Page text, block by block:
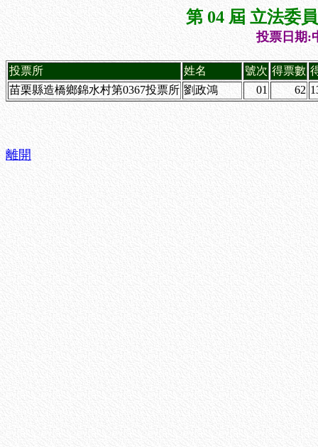
第 04 屆 立法委
投票日期:
投票所 姓名 號次 得票數
苗栗縣造橋鄉錦水村第0367投票所 劉政鴻 01 62
離開